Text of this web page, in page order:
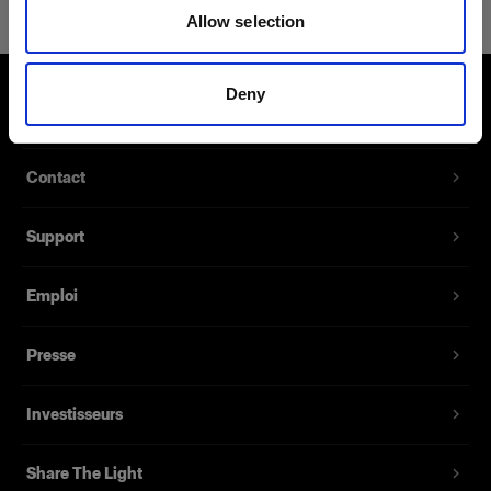
Allow selection
Deny
À propos de Profoto
Contact
Support
Emploi
Presse
Investisseurs
Share The Light